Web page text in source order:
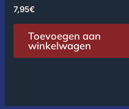
7,95€
Toevoegen aan
winkelwagen